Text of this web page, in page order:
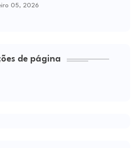
05, 2026
de página